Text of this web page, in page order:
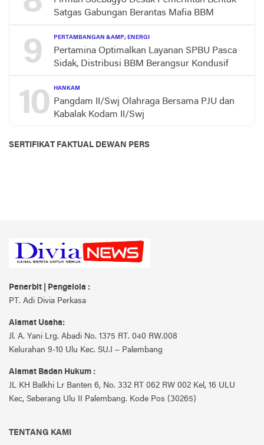
Satgas Gabungan Berantas Mafia BBM
9 PERTAMBANGAN &AMP; ENERGI
Pertamina Optimalkan Layanan SPBU Pasca
Sidak, Distribusi BBM Berangsur Kondusif
10 HANKAM
Pangdam II/Swj Olahraga Bersama PJU dan
Kabalak Kodam II/Swj
SERTIFIKAT FAKTUAL DEWAN PERS
Penerbit | Pengelola :
PT. Adi Divia Perkasa
Alamat Usaha:
Jl. A. Yani Lrg. Abadi No. 1375 RT. 040 RW.008
Kelurahan 9-10 Ulu Kec. SU.I – Palembang
Alamat Badan Hukum :
JL KH Balkhi Lr Banten 6, No. 332 RT 062 RW 002 Kel, 16 ULU
Kec, Seberang Ulu II Palembang. Kode Pos (30265)
TENTANG KAMI